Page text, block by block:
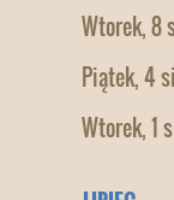
Wtorek, 8
Piątek, 4
Wtorek, 1